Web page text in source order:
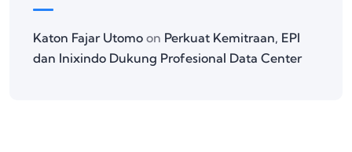
Katon Fajar Utomo on Perkuat Kemitraan, EPI
dan Inixindo Dukung Profesional Data Center